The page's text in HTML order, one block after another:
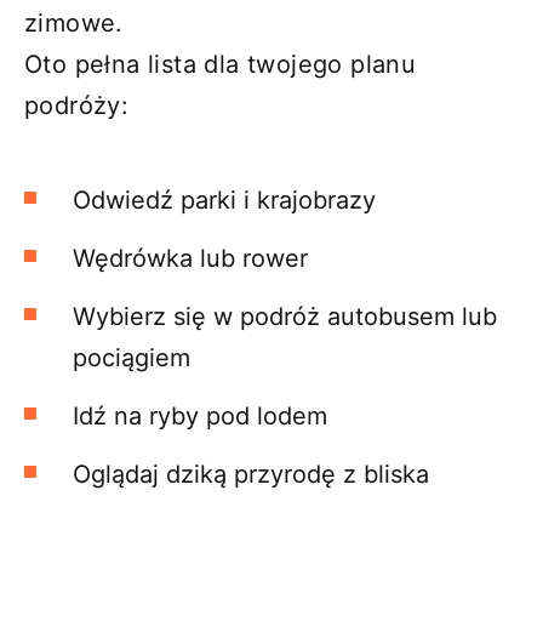
zimowe.
Oto pełna lista dla twojego planu
podróży:
Odwiedź parki i krajobrazy
Wędrówka lub rower
Wybierz się w podróż autobusem lub
pociągiem
Idź na ryby pod lodem
Oglądaj dziką przyrodę z bliska